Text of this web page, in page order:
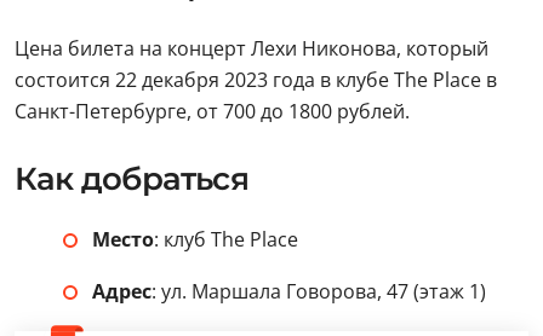
Цена билета на концерт Лехи Никонова, который
состоится 22 декабря 2023 года в клубе The Place в
Санкт-Петербурге, от 700 до 1800 рублей.
Как добраться
Место: клуб The Place
Адрес: ул. Маршала Говорова, 47 (этаж 1)